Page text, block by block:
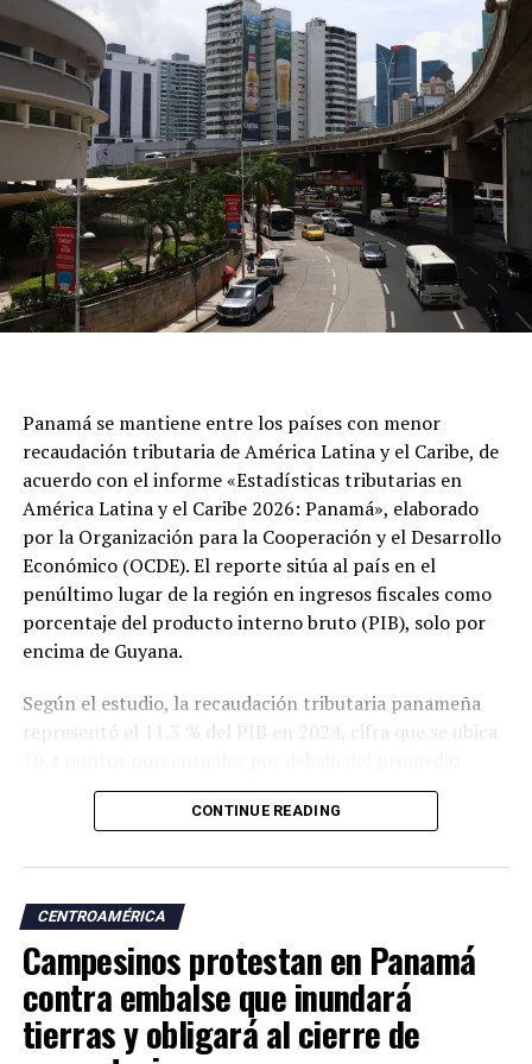
Panamá se mantiene entre los países con menor
recaudación tributaria de América Latina y el Caribe, de
acuerdo con el informe «Estadísticas tributarias en
América Latina y el Caribe 2026: Panamá», elaborado
por la Organización para la Cooperación y el Desarrollo
Económico (OCDE). El reporte sitúa al país en el
penúltimo lugar de la región en ingresos fiscales como
porcentaje del producto interno bruto (PIB), solo por
encima de Guyana.
Según el estudio, la recaudación tributaria panameña
representó el 11.3 % del PIB en 2024, cifra que se ubica
regional, que alcanzó el 21.7 %, y muy distante del
promedio de los países miembros de la OCDE, que fue
El informe también evidencia un deterioro en la
capacidad recaudatoria del país durante las últimas dos
décadas. Entre 2000 y 2024, la carga tributaria cayó de
15 % a 11.3 % del PIB, una reducción de 3.7 puntos
porcentuales, mientras que el promedio de América
Latina y el Caribe aumentó de 16.8 % a 21.7 % en el
CONTINUE READING
CENTROAMÉRICA
Campesinos protestan en Panamá
contra embalse que inundará
tierras y obligará al cierre de